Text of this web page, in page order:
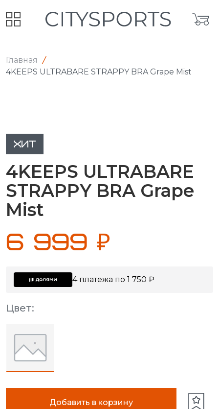
Главная
4KEEPS ULTRABARE STRAPPY BRA Grape Mist
ХИТ
4KEEPS ULTRABARE
STRAPPY BRA Grape
Mist
6 999 ₽
4 платежа по 1 750 ₽
Цвет:
Добавить в корзину